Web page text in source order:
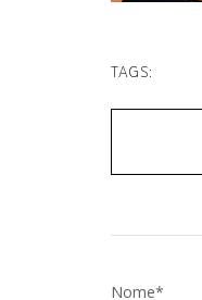
TAGS:
Nome*